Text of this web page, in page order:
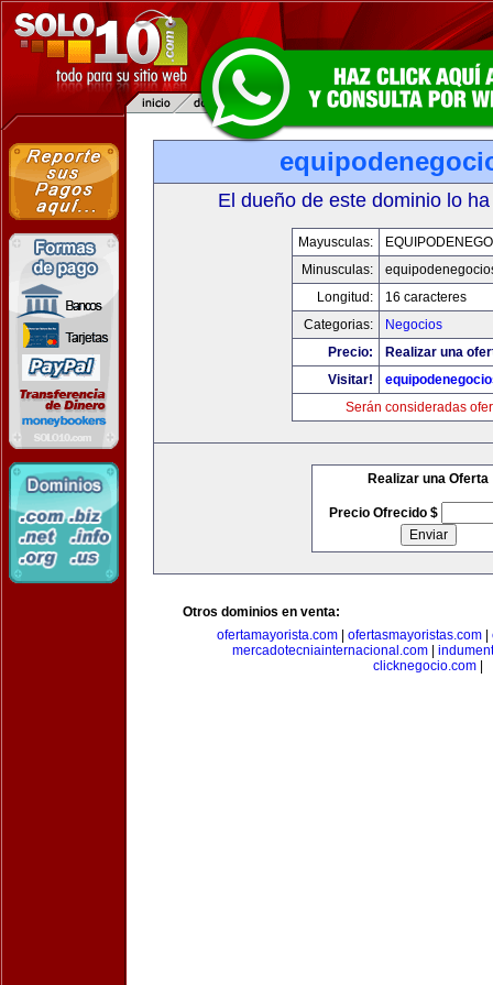
El dueño de este dominio lo
Mayusculas:
Minusculas:
Longitud:
16 caracteres
Categorias:
Negocios
Precio:
Realizar una
Visitar!
Serán consideradas
Realizar una Oferta
Precio Ofrecido $
Otros dominios en venta:
ofertamayorista.com
ofertasmayoristas.com
mercadotecniainternacional.com
clicknegocio.com